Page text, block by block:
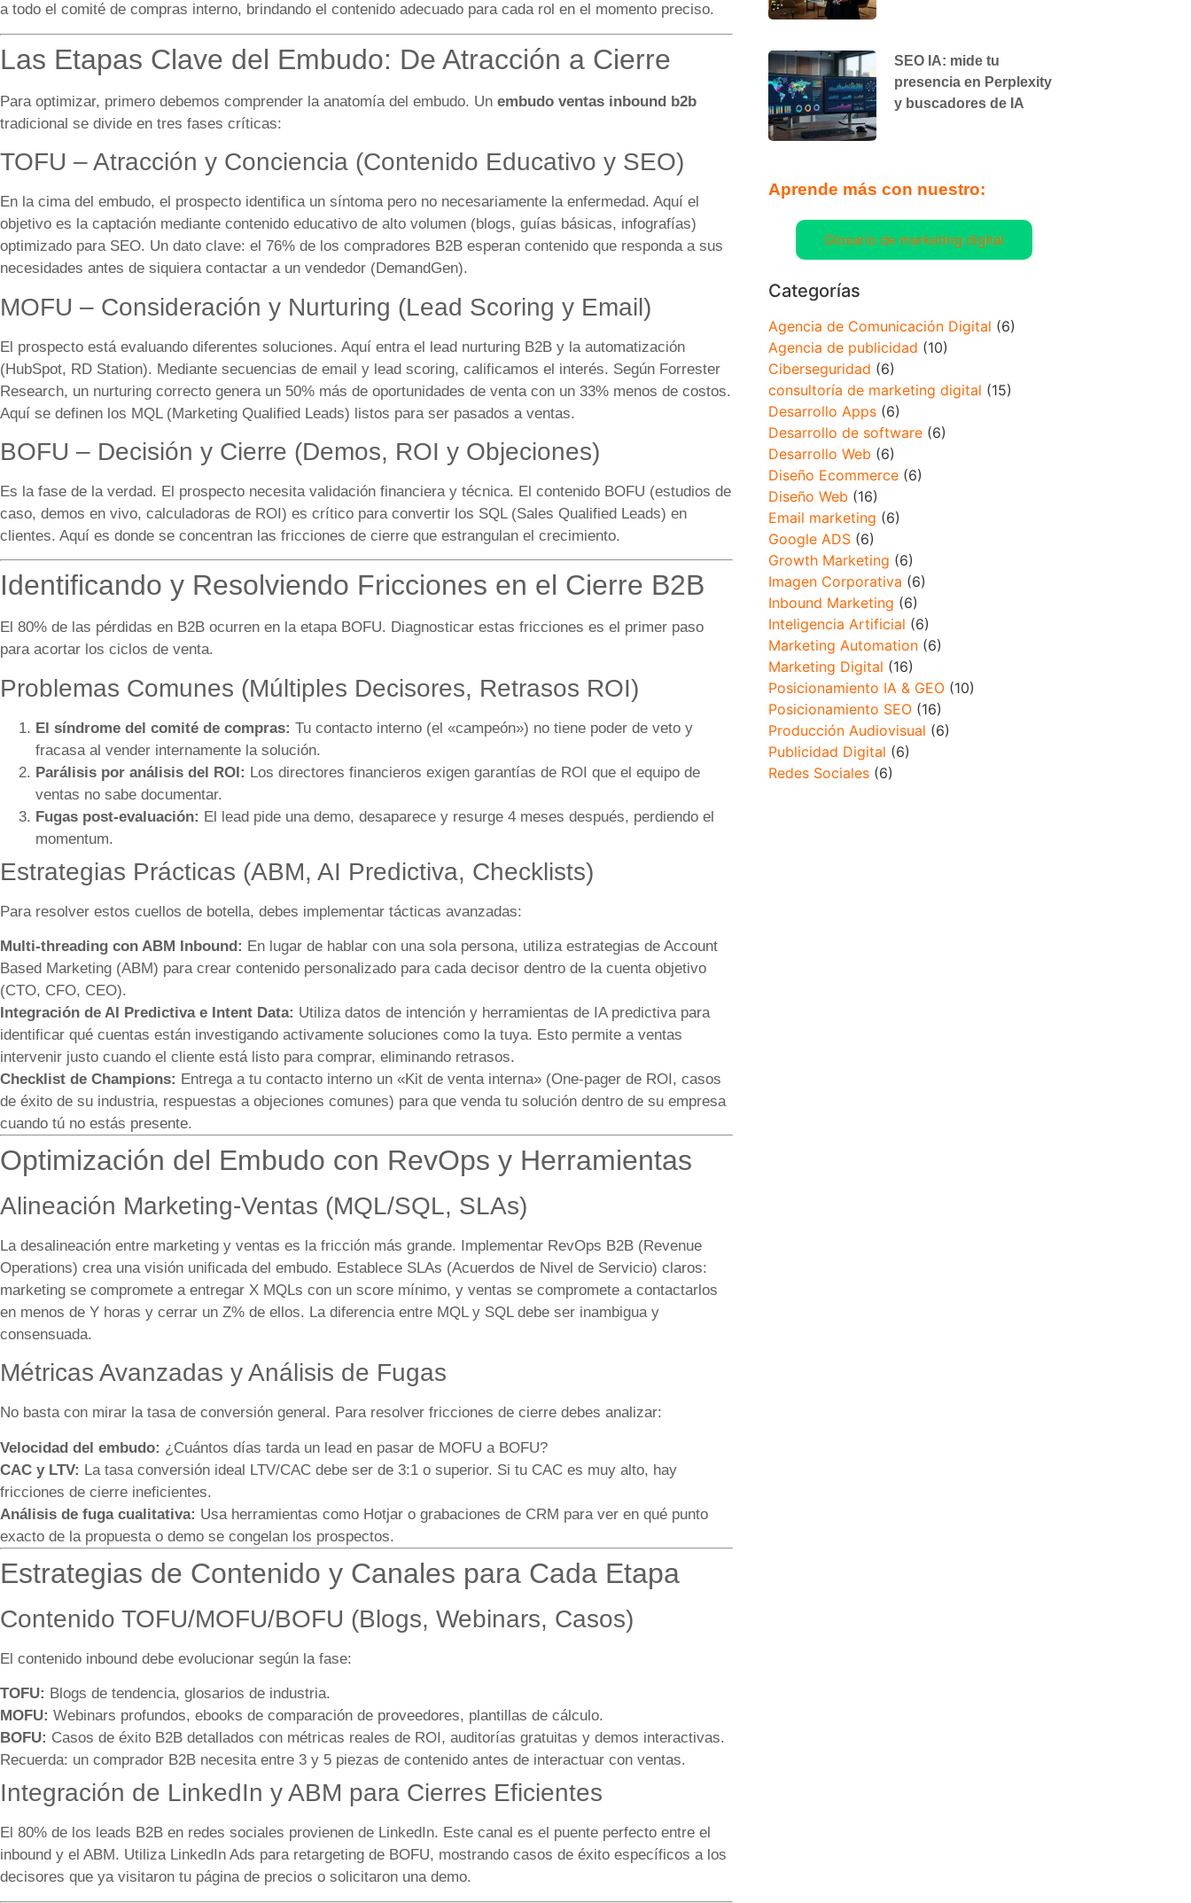
a todo el comité de compras interno, brindando el contenido adecuado para cada rol en el momento preciso.
Las Etapas Clave del Embudo: De Atracción a Cierre
Para optimizar, primero debemos comprender la anatomía del embudo. Un embudo ventas inbound b2b
tradicional se divide en tres fases críticas:
TOFU – Atracción y Conciencia (Contenido Educativo y SEO)
En la cima del embudo, el prospecto identifica un síntoma pero no necesariamente la enfermedad. Aquí el
objetivo es la captación mediante contenido educativo de alto volumen (blogs, guías básicas, infografías)
optimizado para SEO. Un dato clave: el 76% de los compradores B2B esperan contenido que responda a sus
necesidades antes de siquiera contactar a un vendedor (DemandGen).
MOFU – Consideración y Nurturing (Lead Scoring y Email)
El prospecto está evaluando diferentes soluciones. Aquí entra el lead nurturing B2B y la automatización
(HubSpot, RD Station). Mediante secuencias de email y lead scoring, calificamos el interés. Según Forrester
Research, un nurturing correcto genera un 50% más de oportunidades de venta con un 33% menos de costos.
Aquí se definen los MQL (Marketing Qualified Leads) listos para ser pasados a ventas.
BOFU – Decisión y Cierre (Demos, ROI y Objeciones)
Es la fase de la verdad. El prospecto necesita validación financiera y técnica. El contenido BOFU (estudios de
caso, demos en vivo, calculadoras de ROI) es crítico para convertir los SQL (Sales Qualified Leads) en
clientes. Aquí es donde se concentran las fricciones de cierre que estrangulan el crecimiento.
Identificando y Resolviendo Fricciones en el Cierre B2B
El 80% de las pérdidas en B2B ocurren en la etapa BOFU. Diagnosticar estas fricciones es el primer paso
para acortar los ciclos de venta.
Problemas Comunes (Múltiples Decisores, Retrasos ROI)
El síndrome del comité de compras: Tu contacto interno (el «campeón») no tiene poder de veto y
fracasa al vender internamente la solución.
Parálisis por análisis del ROI: Los directores financieros exigen garantías de ROI que el equipo de
ventas no sabe documentar.
Fugas post-evaluación: El lead pide una demo, desaparece y resurge 4 meses después, perdiendo el
momentum.
Estrategias Prácticas (ABM, AI Predictiva, Checklists)
Para resolver estos cuellos de botella, debes implementar tácticas avanzadas:
Multi-threading con ABM Inbound: En lugar de hablar con una sola persona, utiliza estrategias de Account
Based Marketing (ABM) para crear contenido personalizado para cada decisor dentro de la cuenta objetivo
(CTO, CFO, CEO).
Integración de AI Predictiva e Intent Data: Utiliza datos de intención y herramientas de IA predictiva para
identificar qué cuentas están investigando activamente soluciones como la tuya. Esto permite a ventas
intervenir justo cuando el cliente está listo para comprar, eliminando retrasos.
Checklist de Champions: Entrega a tu contacto interno un «Kit de venta interna» (One-pager de ROI, casos
de éxito de su industria, respuestas a objeciones comunes) para que venda tu solución dentro de su empresa
cuando tú no estás presente.
Optimización del Embudo con RevOps y Herramientas
Alineación Marketing-Ventas (MQL/SQL, SLAs)
La desalineación entre marketing y ventas es la fricción más grande. Implementar RevOps B2B (Revenue
Operations) crea una visión unificada del embudo. Establece SLAs (Acuerdos de Nivel de Servicio) claros:
marketing se compromete a entregar X MQLs con un score mínimo, y ventas se compromete a contactarlos
en menos de Y horas y cerrar un Z% de ellos. La diferencia entre MQL y SQL debe ser inambigua y
consensuada.
Métricas Avanzadas y Análisis de Fugas
No basta con mirar la tasa de conversión general. Para resolver fricciones de cierre debes analizar:
Velocidad del embudo: ¿Cuántos días tarda un lead en pasar de MOFU a BOFU?
CAC y LTV: La tasa conversión ideal LTV/CAC debe ser de 3:1 o superior. Si tu CAC es muy alto, hay
fricciones de cierre ineficientes.
Análisis de fuga cualitativa: Usa herramientas como Hotjar o grabaciones de CRM para ver en qué punto
exacto de la propuesta o demo se congelan los prospectos.
Estrategias de Contenido y Canales para Cada Etapa
Contenido TOFU/MOFU/BOFU (Blogs, Webinars, Casos)
El contenido inbound debe evolucionar según la fase:
TOFU: Blogs de tendencia, glosarios de industria.
MOFU: Webinars profundos, ebooks de comparación de proveedores, plantillas de cálculo.
BOFU: Casos de éxito B2B detallados con métricas reales de ROI, auditorías gratuitas y demos interactivas.
Recuerda: un comprador B2B necesita entre 3 y 5 piezas de contenido antes de interactuar con ventas.
Integración de LinkedIn y ABM para Cierres Eficientes
El 80% de los leads B2B en redes sociales provienen de LinkedIn. Este canal es el puente perfecto entre el
inbound y el ABM. Utiliza LinkedIn Ads para retargeting de BOFU, mostrando casos de éxito específicos a los
decisores que ya visitaron tu página de precios o solicitaron una demo.
SEO IA: mide tu
presencia en Perplexity
y buscadores de IA
Aprende más con nuestro:
Glosario de marketing digital
Categorías
Agencia de Comunicación Digital (6)
Agencia de publicidad (10)
Ciberseguridad (6)
consultoría de marketing digital (15)
Desarrollo Apps(6)
Desarrollo de software(6)
Desarrollo Web (6)
Diseño Ecommerce(6)
Diseño Web (16)
Email marketing (6)
Google ADS(6)
Growth Marketing (6)
Imagen Corporativa (6)
Inbound Marketing (6)
Inteligencia Artificial (6)
Marketing Automation(6)
Marketing Digital (16)
Posicionamiento IA & GEO(10)
Posicionamiento SEO(16)
Producción Audiovisual (6)
Publicidad Digital (6)
Redes Sociales(6)